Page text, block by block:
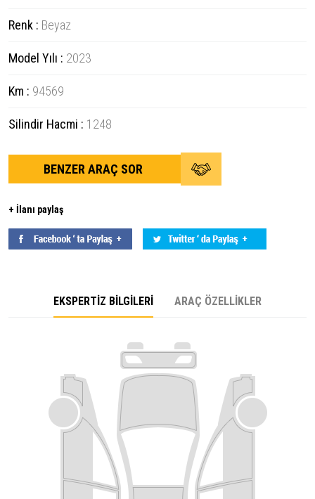
Renk : Beyaz
Model Yılı : 2023
Km : 94569
Silindir Hacmi : 1248
BENZER ARAÇ SOR
+ İlanı paylaş
EKSPERTİZ BİLGİLERİ ARAÇ ÖZELLİKLER